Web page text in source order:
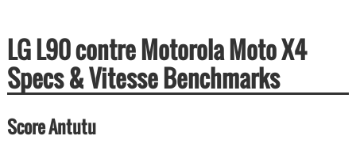
LG L90 contre Motorola Moto X4
Specs & Vitesse Benchmarks
Score Antutu